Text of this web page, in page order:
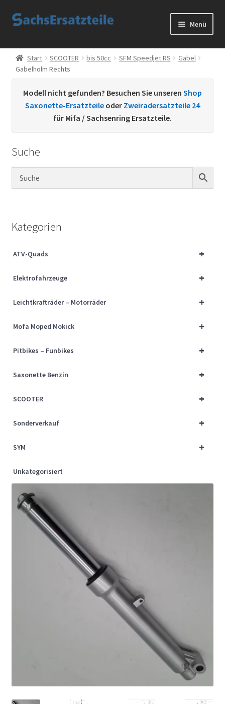
Zur
Zum
Menü
Start
AGB
Datenschutzerklärung
Kontakt
Sachs Ersatzteile
Über uns
Start SCOOTER bis 50cc SFM Speedjet RS
Gabel
Gabelholm Rechts
Modell nicht gefunden? Besuchen Sie unseren Shop
Saxonette-Ersatzteile oder Zweiradersatzteile 24
für Mifa / Sachsenring Ersatzteile.
Suche
Kategorien
+
ATV-Quads
+
Elektrofahrzeuge
+
Leichtkrafträder – Motorräder
+
Mofa Moped Mokick
+
Pitbikes – Funbikes
+
Saxonette Benzin
+
SCOOTER
+
Sonderverkauf
+
SYM
Unkategorisiert